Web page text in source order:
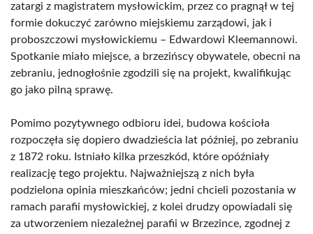
zatargi z magistratem mysłowickim, przez co pragnął w tej
formie dokuczyć zarówno miejskiemu zarządowi, jak i
proboszczowi mysłowickiemu – Edwardowi Kleemannowi.
Spotkanie miało miejsce, a brzezińscy obywatele, obecni na
zebraniu, jednogłośnie zgodzili się na projekt, kwalifikując
go jako pilną sprawę.
Pomimo pozytywnego odbioru idei, budowa kościoła
rozpoczęła się dopiero dwadzieścia lat później, po zebraniu
z 1872 roku. Istniało kilka przeszkód, które opóźniały
realizację tego projektu. Najważniejszą z nich była
podzielona opinia mieszkańców; jedni chcieli pozostania w
ramach parafii mysłowickiej, z kolei drudzy opowiadali się
za utworzeniem niezależnej parafii w Brzezince, zgodnej z